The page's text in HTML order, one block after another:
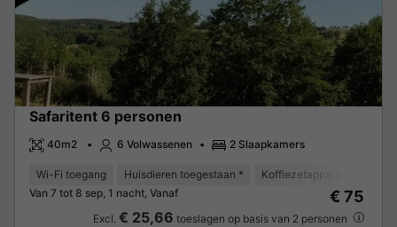
Safaritent 6 personen
40m2 6 Volwassenen 2 Slaapkamers
Wi-Fi toegang Huisdieren toegestaan * Koffiezetapparaat
Van 7 tot 8 sep, 1 nacht, Vanaf
€ 75
Excl. € 25,66 toeslagen op basis van 2 personen